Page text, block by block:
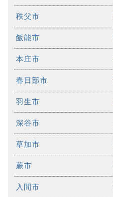
秩父市
飯能市
本庄市
春日部市
羽生市
深谷市
草加市
蕨市
入間市